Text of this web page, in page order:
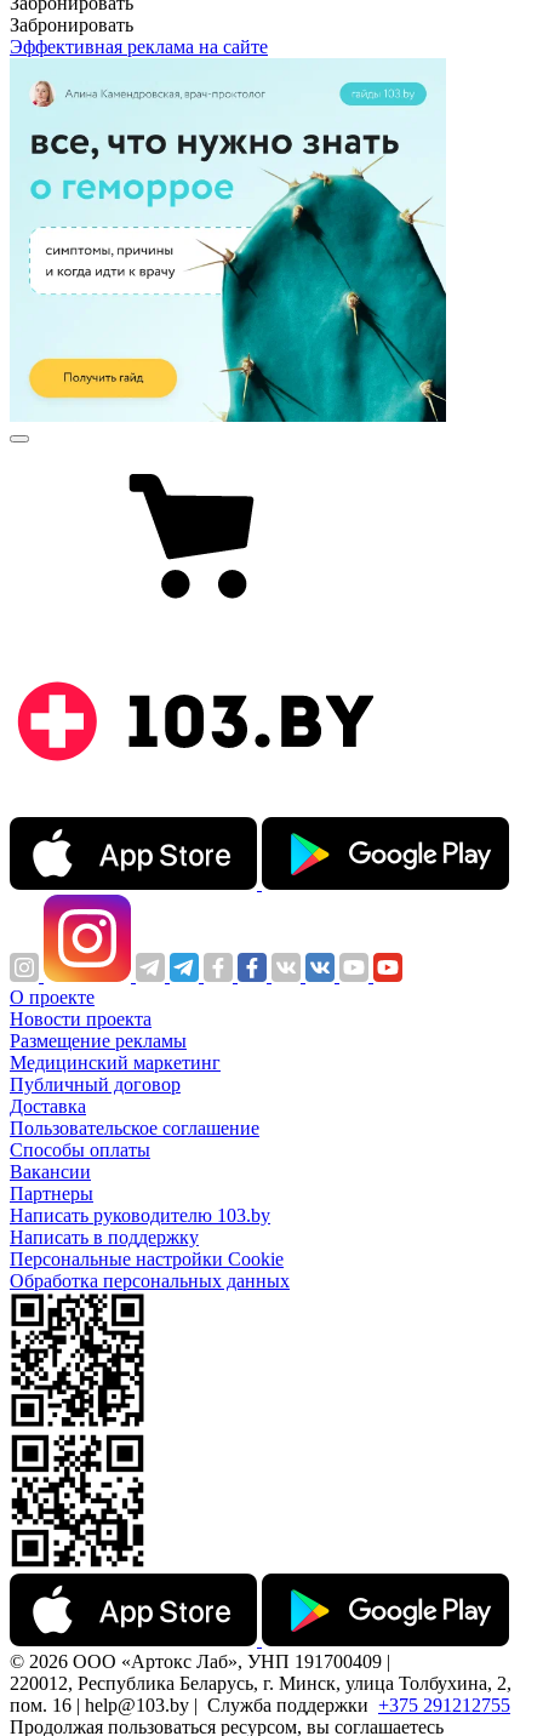
Забронировать
Эффективная реклама на сайте
О проекте
Новости проекта
Размещение рекламы
Медицинский маркетинг
Публичный договор
Доставка
Пользовательское соглашение
Способы оплаты
Вакансии
Партнеры
Написать руководителю 103.by
Написать в поддержку
Персональные настройки Cookie
Обработка персональных данных
© 2026 ООО «Артокс Лаб», УНП 191700409 |
220012, Республика Беларусь, г. Минск, улица Толбухина, 2,
пом. 16 | help@103.by | Служба поддержки +375 291212755
Продолжая пользоваться ресурсом, вы соглашаетесь